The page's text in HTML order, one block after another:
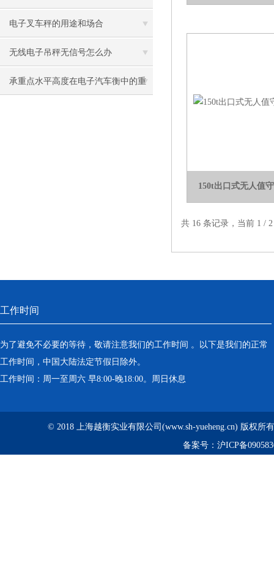
电子叉车秤的用途和场合
无线电子吊秤无信号怎么办
承重点水平高度在电子汽车衡中的重
150t出口式无人值
共 16 条记录，当前 1
工作时间
为了避免不必要的等待，敬请注意我们的工作时间 。以下是我们的正常
工作时间，中国大陆法定节假日除外。
工作时间：周一至周六 早8:00-晚18:00。周日休息
© 2018 上海越衡实业有限公司(www.sh-yueheng.cn) 版权所
备案号： 沪ICP备